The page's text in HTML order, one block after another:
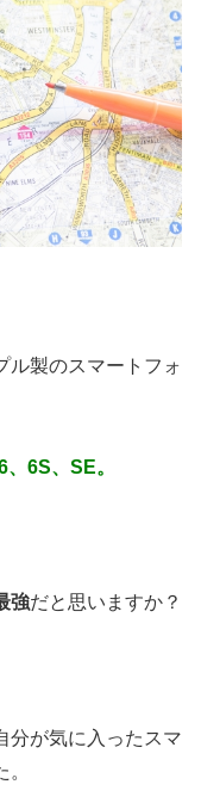
ル製のスマートフォ
6S、SE。
強だと思いますか？
分が気に入ったスマ